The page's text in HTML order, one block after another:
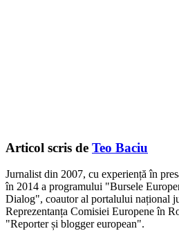
Articol scris de Teo Baciu
Jurnalist din 2007, cu experiență în
în 2014 a programului "Bursele
Dialog", coautor al portalului național
Reprezentanța Comisiei Europene în
"Reporter și blogger european".